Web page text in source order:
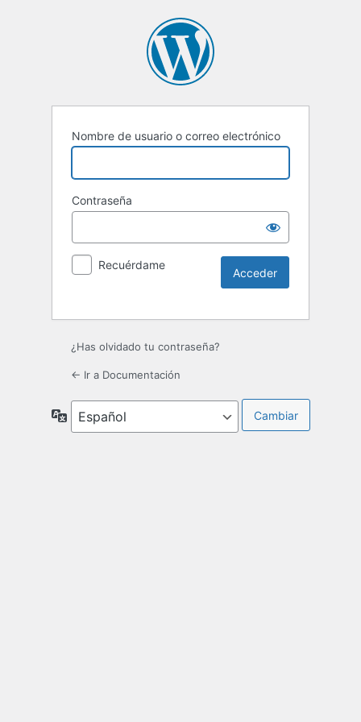
Nombre de usuario o correo electrónico
Contraseña
Recuérdame
¿Has olvidado tu contraseña?
← Ir a Documentación
Idioma